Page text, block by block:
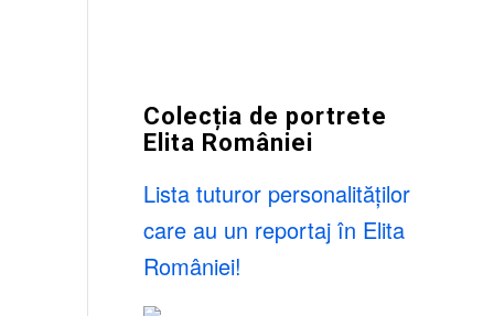
Colecția de portrete
Elita României
Lista tuturor personalităților
care au un reportaj în Elita
României!